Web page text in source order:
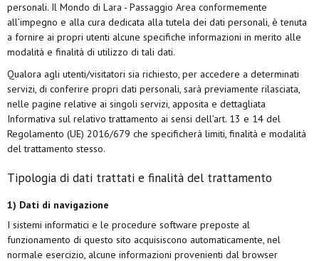
personali. Il Mondo di Lara - Passaggio Area conformemente
all’impegno e alla cura dedicata alla tutela dei dati personali, è tenuta
a fornire ai propri utenti alcune specifiche informazioni in merito alle
modalità e finalità di utilizzo di tali dati.
Qualora agli utenti/visitatori sia richiesto, per accedere a determinati
servizi, di conferire propri dati personali, sarà previamente rilasciata,
nelle pagine relative ai singoli servizi, apposita e dettagliata
Informativa sul relativo trattamento ai sensi dell’art. 13 e 14 del
Regolamento (UE) 2016/679 che specificherà limiti, finalità e modalità
del trattamento stesso.
Tipologia di dati trattati e finalità del trattamento
1) Dati di navigazione
I sistemi informatici e le procedure software preposte al
funzionamento di questo sito acquisiscono automaticamente, nel
normale esercizio, alcune informazioni provenienti dal browser